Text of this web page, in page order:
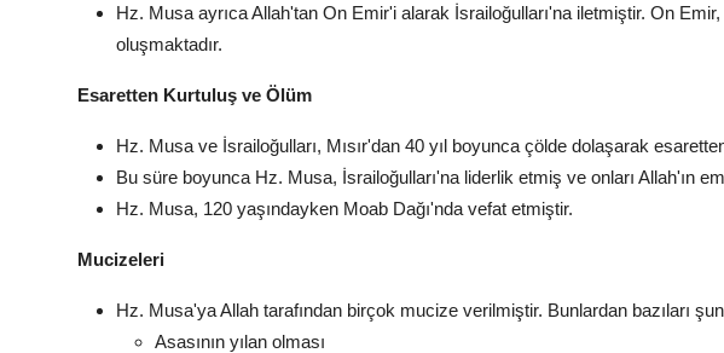
Hz. Musa ayrıca Allah'tan On Emir'i alarak İsrailoğulları'na iletmiştir. On
oluşmaktadır.
Esaretten Kurtuluş ve Ölüm
Hz. Musa ve İsrailoğulları, Mısır'dan 40 yıl boyunca çölde dolaşarak
Bu süre boyunca Hz. Musa, İsrailoğulları'na liderlik etmiş ve onları Allah'ın
Hz. Musa, 120 yaşındayken Moab Dağı'nda vefat etmiştir.
Mucizeleri
Hz. Musa'ya Allah tarafından birçok mucize verilmiştir. Bunlardan bazıları
Asasının yılan olması